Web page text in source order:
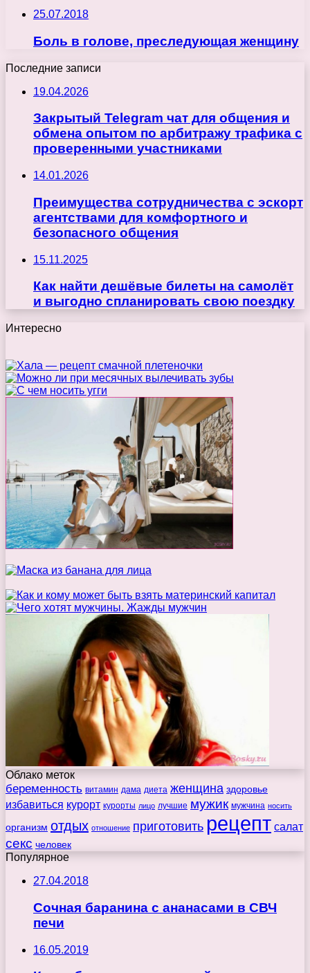
25.07.2018
Боль в голове, преследующая женщину
Последние записи
19.04.2026
Закрытый Telegram чат для общения и
обмена опытом по арбитражу трафика с
проверенными участниками
14.01.2026
Преимущества сотрудничества с эскорт
агентствами для комфортного и
безопасного общения
15.11.2025
Как найти дешёвые билеты на самолёт
и выгодно спланировать свою поездку
Интересно
Облако меток
беременность витамин дама диета женщина здоровье
избавиться курорт курорты лицо лучшие мужик мужчина носить
организм отдых отношение приготовить рецепт салат
секс человек
Популярное
27.04.2018
Сочная баранина с ананасами в СВЧ
печи
16.05.2019